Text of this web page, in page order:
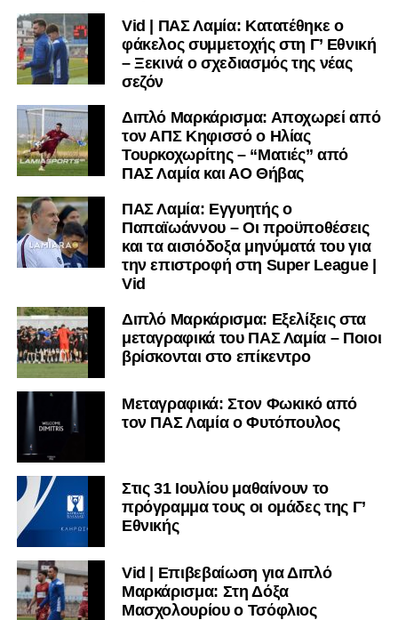
μαθαίνετε σε χρόνο dt όλα τα νέα.Vid | ΠΑΣ Λαμία: Κατατέθηκε ο
φάκελος συμμετοχής στη Γ’ Εθνική
– Ξεκινά ο σχεδιασμός της νέας
σεζόν
Διπλό Μαρκάρισμα: Αποχωρεί από
τον ΑΠΣ Κηφισσό ο Ηλίας
Τουρκοχωρίτης – “Ματιές” από
ΠΑΣ Λαμία και ΑΟ Θήβας
ΠΑΣ Λαμία: Εγγυητής ο
Παπαϊωάννου – Οι προϋποθέσεις
και τα αισιόδοξα μηνύματά του για
την επιστροφή στη Super League |
Vid
Διπλό Μαρκάρισμα: Εξελίξεις στα
μεταγραφικά του ΠΑΣ Λαμία – Ποιοι
βρίσκονται στο επίκεντρο
Μεταγραφικά: Στον Φωκικό από
τον ΠΑΣ Λαμία ο Φυτόπουλος
Στις 31 Ιουλίου μαθαίνουν το
πρόγραμμα τους οι ομάδες της Γ’
Εθνικής
Vid | Επιβεβαίωση για Διπλό
Μαρκάρισμα: Στη Δόξα
Μασχολουρίου ο Τσόφλιος